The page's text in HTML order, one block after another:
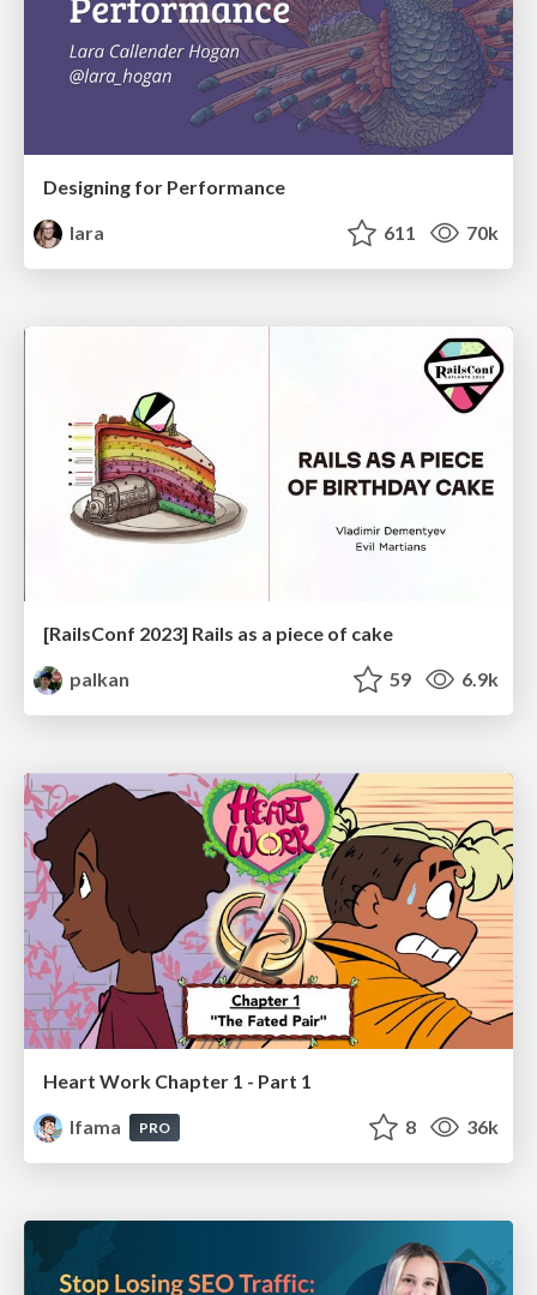
Designing for Performance
lara
611 70k
[RailsConf 2023] Rails as a piece of cake
palkan
59 6.9k
Heart Work Chapter 1 - Part 1
lfama
PRO 8 36k